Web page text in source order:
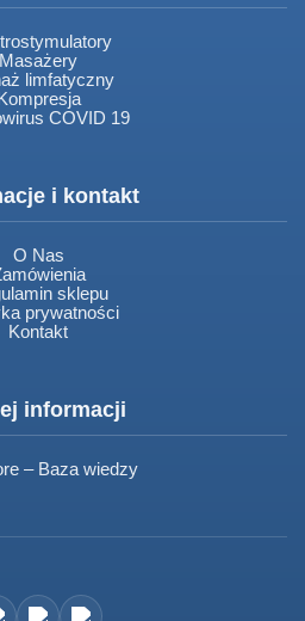
Masażery
limfatyczny
COVID 19
i kontakt
O Nas
sklepu
prywatności
Kontakt
informacji
– Baza wiedzy